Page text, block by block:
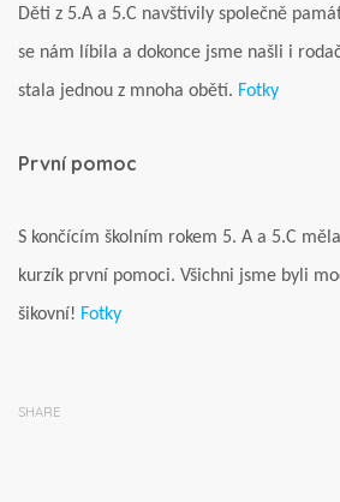
Děti z 5.A a 5.C navštívily společně
se nám líbila a dokonce jsme našli i
stala jednou z mnoha obětí. Fotky
První pomoc
S končícím školním rokem 5. A a 5.C
kurzík první pomoci. Všichni jsme byli
šikovní! Fotky
SHARE